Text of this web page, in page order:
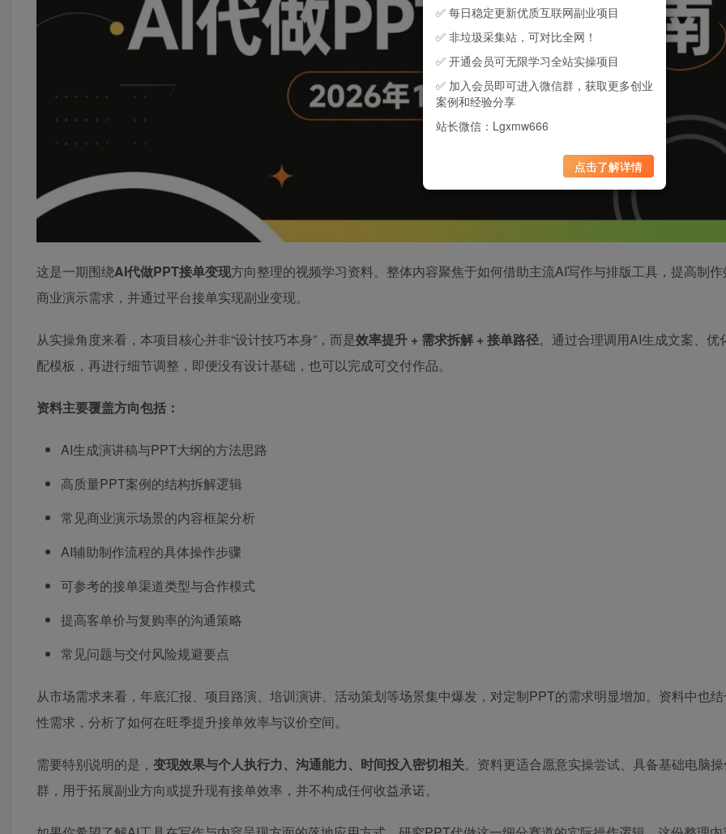
这是一期围绕AI代做PPT接单变现方向整理的视频学习资料。整体内容聚焦于如何借助主流AI写作与排版工具，提高制
商业演示需求，并通过平台接单实现副业变现。
从实操角度来看，本项目核心并非“设计技巧本身”，而是效率提升 + 需求拆解 + 接单路径。通过合理调用AI生成文案、优
配模板，再进行细节调整，即便没有设计基础，也可以完成可交付作品。
资料主要覆盖方向包括：
AI生成演讲稿与PPT大纲的方法思路
高质量PPT案例的结构拆解逻辑
常见商业演示场景的内容框架分析
AI辅助制作流程的具体操作步骤
可参考的接单渠道类型与合作模式
提高客单价与复购率的沟通策略
常见问题与交付风险规避要点
从市场需求来看，年底汇报、项目路演、培训演讲、活动策划等场景集中爆发，对定制PPT的需求明显增加。资料中也
性需求，分析了如何在旺季提升接单效率与议价空间。
需要特别说明的是， 变现效果与个人执行力、沟通能力、时间投入密切相关。资料更适合愿意实操尝试、具备基础电脑
群，用于拓展副业方向或提升现有接单效率，并不构成任何收益承诺。
✅ 每日稳定更新优质互联网副业项目
✅ 非垃圾采集站，可对比全网！
✅ 开通会员可无限学习全站实操项目
✅ 加入会员即可进入微信群，获取更多创业
案例和经验分享
站长微信：Lgxmw666
点击了解详情